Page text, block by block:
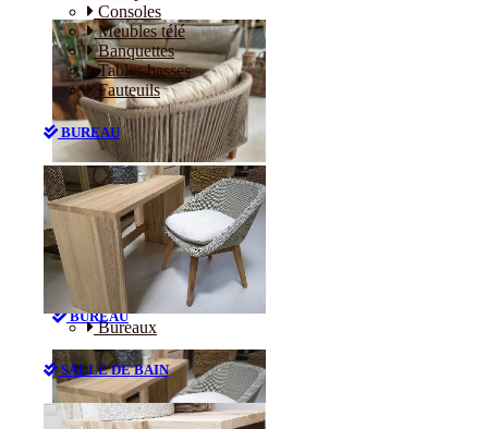
Consoles
Meubles télé
Banquettes
Tables basses
Fauteuils
BUREAU
Bureaux
SALLE DE BAIN
Canapés
Consoles
Meubles télé
Banquettes
Tables basses
Fauteuils
BUREAU